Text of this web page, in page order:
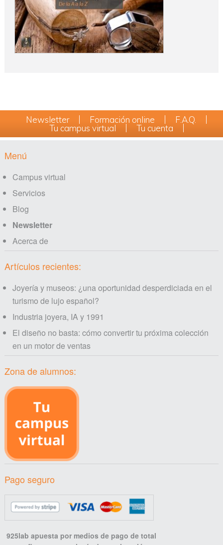
Newsletter Formación online
F.A.Q.
Tu campus virtual
Tu cuenta
Footer
Menú
Campus virtual
Servicios
Blog
Newsletter
Acerca de
Artículos recientes:
Joyería y museos: ¿una oportunidad desperdiciada en el
turismo de lujo español?
Industria joyera, IA y 1991
El diseño no basta: cómo convertir tu próxima colección
en un motor de ventas
Zona de alumnos:
Pago seguro
925lab apuesta por medios de pago de total